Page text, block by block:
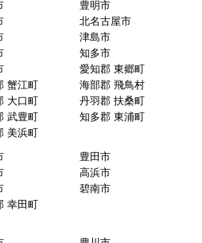
豊明市
北名古屋市
津島市
知多市
愛知郡 東郷町
蟹江町
海部郡 飛鳥村
大口町
丹羽郡 扶桑町
武豊町
知多郡 東浦町
美浜町
豊田市
高浜市
碧南市
幸田町